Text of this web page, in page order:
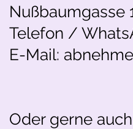
Nußbaumgasse
Telefon /
E-Mail:
Oder gerne